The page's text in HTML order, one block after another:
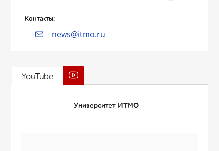
Контакты:
news@itmo.ru
YouTube
Университет ИТМО